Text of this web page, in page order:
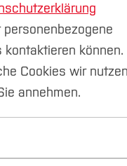
können.
Cookies wir nutzen
annehmen.